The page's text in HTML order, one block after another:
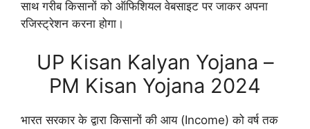
साथ गरीब किसानों को ऑफिशियल वेबसाइट पर जाकर अपना
रजिस्ट्रेशन करना होगा।
UP Kisan Kalyan Yojana –
PM Kisan Yojana 2024
भारत सरकार के द्वारा किसानों की आय (Income) को वर्ष तक